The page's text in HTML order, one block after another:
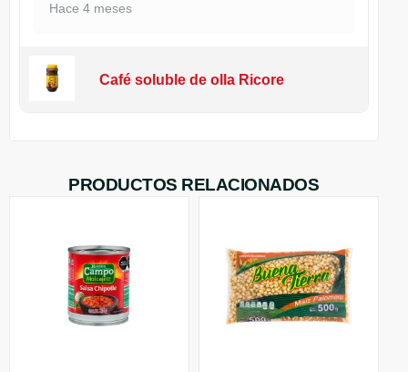
Hace 4 meses
Café soluble de olla Ricore
PRODUCTOS RELACIONADOS